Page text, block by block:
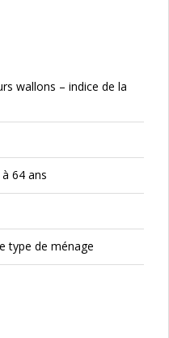
wallons – indice de la
64 ans
type de ménage